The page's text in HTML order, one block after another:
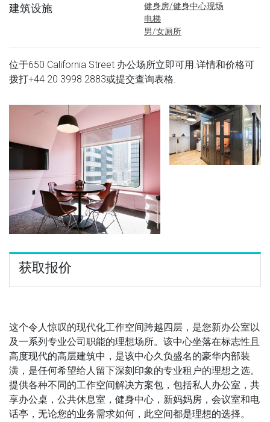
建筑设施
健身房/健身中心现场
电梯
男/女厕所
位于650 California Street 办公场所立即可用.详情和价格可
拨打+44 20 3998 2883或提交查询表格.
获取报价
这个令人惊叹的现代化工作空间跨越四层，是您新办公室以
及一系列专业公司职能的理想场所。该中心坐落在标志性且
高度现代的高层建筑中，是该中心久负盛名的豪华内部装
潢，是任何希望给人留下深刻印象的专业租户的理想之选。
提供各种不同的工作空间解决方案包，包括私人办公室，共
享办公桌，公共休息室，健身中心，新妈妈房，会议室和电
话亭，无论您的业务需求如何，此空间都是理想的选择。